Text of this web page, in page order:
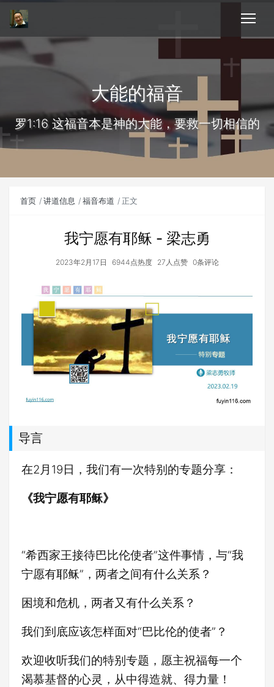
大能的福音
罗1:16 这福音本是神的大能，要救一切相信的
首页 讲道信息 福音布道 正文
我宁愿有耶稣 - 梁志勇
2023年2月17日 6944点热度 27人点赞 0条评论
导言
在2月19日，我们有一次特别的专题分享 ：
《我宁愿有耶稣》
“希西家王接待巴比伦使者”这件事情，与“我
宁愿有耶稣”，两者之间有什么关系？
困境和危机，两者又有什么关系？
我们到底应该怎样面对“巴比伦的使者”？
欢迎收听我们的特别专题，愿主祝福每一个
渴慕基督的心灵，从中得造就、得力量！